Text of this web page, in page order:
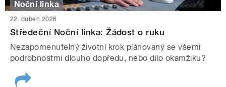
Noční linka
22. duben 2026
Středeční Noční linka: Žádost o ruku
Nezapomenutelný životní krok plánovaný se všemi
podrobnostmi dlouho dopředu, nebo dílo okamžiku?